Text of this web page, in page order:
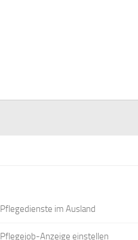
Pflegedienste im Ausland
Pflegejob-Anzeige einstellen